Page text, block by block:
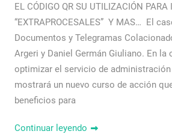
EL CÓDIGO QR SU UTILIZACIÓN
“EXTRAPROCESALES” Y MAS… El
Documentos y Telegramas
Argeri y Daniel Germán Giuliano. En la
optimizar el servicio de
mostrará un nuevo curso de acción
beneficios para
Continuar leyendo